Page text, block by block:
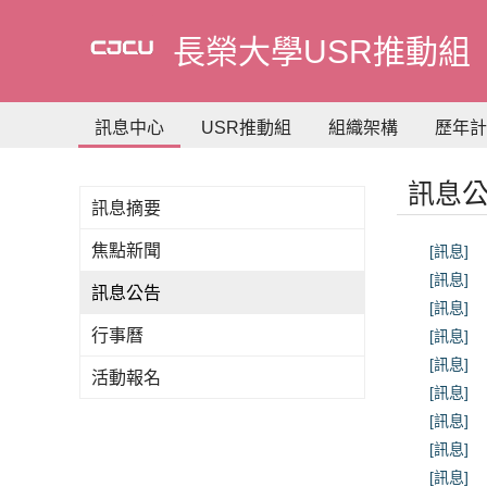
要
容
長榮大學USR推動組
訊息中心 USR推動組 組織架構 歷年
訊息
[訊息]
[訊息]
[訊息]
[訊息]
[訊息]
[訊息]
[訊息]
[訊息]
[訊息]
訊息摘要
焦點新聞
訊息公告
行事曆
活動報名